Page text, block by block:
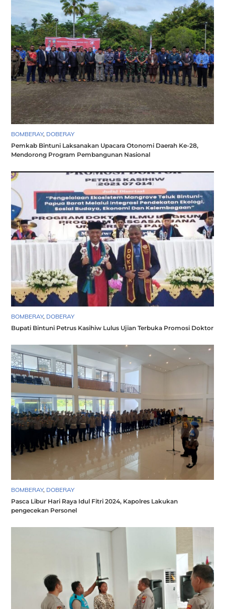
BOMBERAY, DOBERAY
Pemkab Bintuni Laksanakan Upacara Otonomi Daerah Ke-28,
Mendorong Program Pembangunan Nasional
BOMBERAY, DOBERAY
Bupati Bintuni Petrus Kasihiw Lulus Ujian Terbuka Promosi Doktor
BOMBERAY, DOBERAY
Pasca Libur Hari Raya Idul Fitri 2024, Kapolres Lakukan
pengecekan Personel